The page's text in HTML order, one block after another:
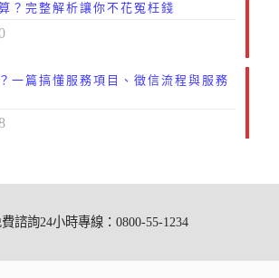
？完整解析讓你不花冤枉錢
一篇搞懂服務項目、徵信流程與服務
諮詢24小時專線：0800-55-1234